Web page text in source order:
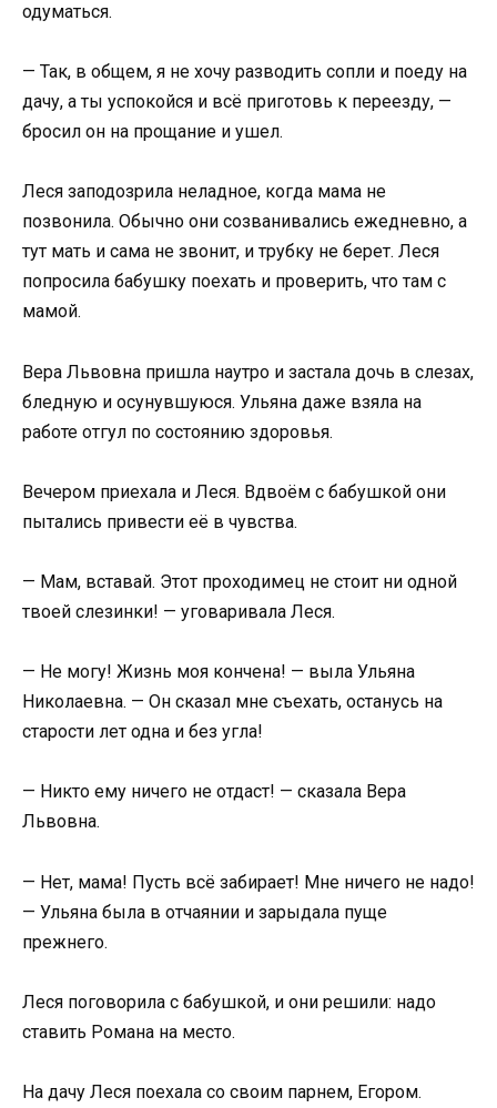
одуматься.
— Так, в общем, я не хочу разводить сопли и поеду на
дачу, а ты успокойся и всё приготовь к переезду, —
бросил он на прощание и ушел.
Леся заподозрила неладное, когда мама не
позвонила. Обычно они созванивались ежедневно, а
тут мать и сама не звонит, и трубку не берет. Леся
попросила бабушку поехать и проверить, что там с
мамой.
Вера Львовна пришла наутро и застала дочь в слезах,
бледную и осунувшуюся. Ульяна даже взяла на
работе отгул по состоянию здоровья.
Вечером приехала и Леся. Вдвоём с бабушкой они
пытались привести её в чувства.
— Мам, вставай. Этот проходимец не стоит ни одной
твоей слезинки! — уговаривала Леся.
— Не могу! Жизнь моя кончена! — выла Ульяна
Николаевна. — Он сказал мне съехать, останусь на
старости лет одна и без угла!
— Никто ему ничего не отдаст! — сказала Вера
Львовна.
— Нет, мама! Пусть всё забирает! Мне ничего не надо!
— Ульяна была в отчаянии и зарыдала пуще
прежнего.
Леся поговорила с бабушкой, и они решили: надо
ставить Романа на место.
На дачу Леся поехала со своим парнем, Егором.